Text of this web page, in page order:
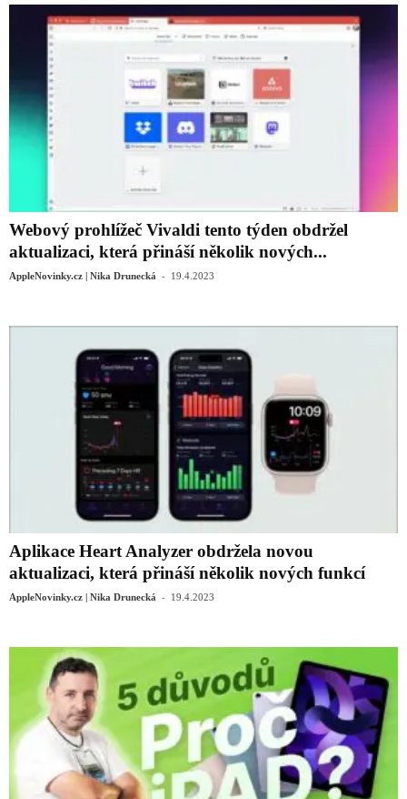
Webový prohlížeč Vivaldi tento týden obdržel
aktualizaci, která přináší několik nových...
AppleNovinky.cz | Nika Drunecká - 19.4.2023
Aplikace Heart Analyzer obdržela novou
aktualizaci, která přináší několik nových funkcí
AppleNovinky.cz | Nika Drunecká - 19.4.2023